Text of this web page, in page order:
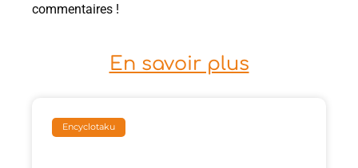
commentaires !
En savoir plus
Encyclotaku